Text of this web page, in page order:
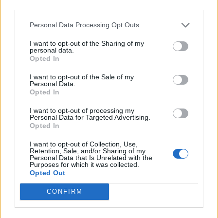
Personal Data Processing Opt Outs
I want to opt-out of the Sharing of my
personal data.
Opted In
I want to opt-out of the Sale of my
Personal Data.
Opted In
I want to opt-out of processing my
Personal Data for Targeted Advertising.
Opted In
I want to opt-out of Collection, Use,
Retention, Sale, and/or Sharing of my
Personal Data that Is Unrelated with the
Purposes for which it was collected.
Opted Out
CONFIRM
Tesla: Πόσο ασφαλές είναι το Autopilot;
13/07/2026 07:16